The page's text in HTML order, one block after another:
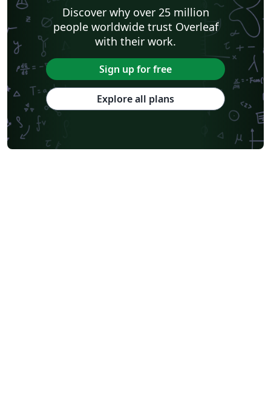
Discover why over 25 million
people worldwide trust Overleaf
with their work.
Sign up for free
Explore all plans